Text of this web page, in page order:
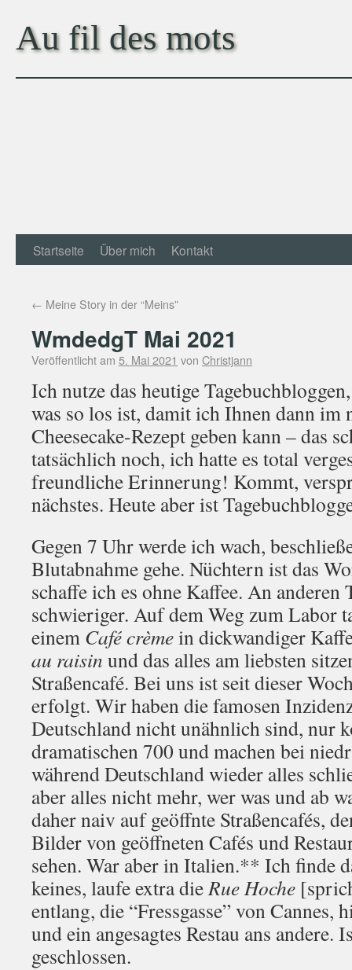
Au fil des mots
Startseite Über mich Kontakt
← Meine Story in der “Meins”
WmdedgT Mai 2021
Veröffentlicht am 5. Mai 2021 von Christjann
Ich nutze das heutige
was so los ist, damit ich Ihnen dann im
Cheesecake-Rezept geben kann – das
tatsächlich noch, ich hatte es total
freundliche Erinnerung! Kommt,
nächstes. Heute aber ist
Gegen 7 Uhr werde ich wach,
Blutabnahme gehe. Nüchtern ist das
schaffe ich es ohne Kaffee. An anderen
schwieriger. Auf dem Weg zum Labor
einem Café crèmein dickwandiger
au raisin und das alles am liebsten
Straßencafé. Bei uns ist seit dieser
erfolgt. Wir haben die famosen
Deutschland nicht unähnlich sind, nur
dramatischen 700 und machen bei
während Deutschland wieder alles
aber alles nicht mehr, wer was und ab
daher naiv auf geöffnte Straßencafés,
Bilder von geöffneten Cafés und
sehen. War aber in Italien.** Ich finde
keines, laufe extra dieRue Hoche
entlang, die “Fressgasse” von Cannes,
und ein angesagtes Restau ans andere.
geschlossen.